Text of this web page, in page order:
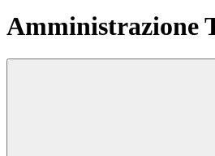
Amministrazione